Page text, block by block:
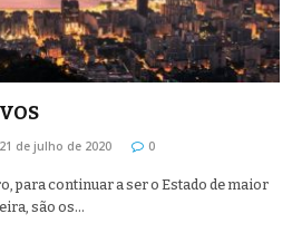
21 de julho de 2020 0
para continuar a ser o Estado de maior
são os…